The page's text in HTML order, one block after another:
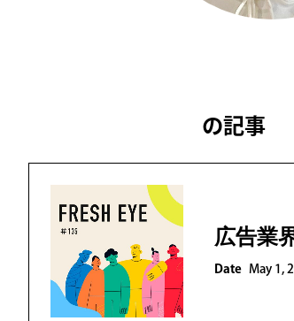
森賀 純一
の記事
広告業
Date May 1,